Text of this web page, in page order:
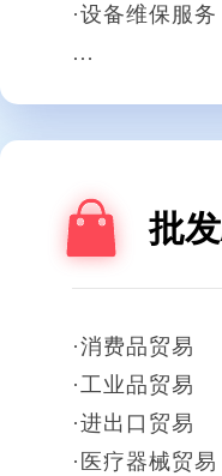
·设备维保服务
批
·消费品贸易
·工业品贸易
·进出口贸易
·医疗器械贸易